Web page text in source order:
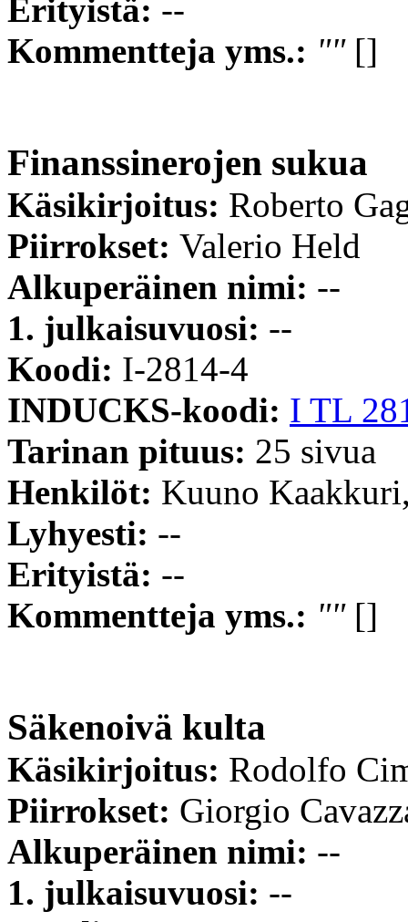
Erityistä: --
Kommentteja yms.: ""[]
Finanssinerojen sukua
Käsikirjoitus: Roberto
Piirrokset: Valerio Held
Alkuperäinen nimi: --
1. julkaisuvuosi: --
Koodi: I-2814-4
INDUCKS-koodi: I TL
Tarinan pituus: 25 sivua
Henkilöt: Kuuno
Lyhyesti: --
Erityistä: --
Kommentteja yms.: ""[]
Säkenoivä kulta
Käsikirjoitus: Rodolfo
Piirrokset: Giorgio
Alkuperäinen nimi: --
1. julkaisuvuosi: --